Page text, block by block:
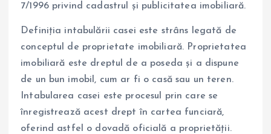
7/1996 privind cadastrul și publicitatea imobiliară.
Definiția intabulării casei este strâns legată de
conceptul de proprietate imobiliară. Proprietatea
imobiliară este dreptul de a poseda și a dispune
de un bun imobil, cum ar fi o casă sau un teren.
Intabularea casei este procesul prin care se
înregistrează acest drept în cartea funciară,
oferind astfel o dovadă oficială a proprietății.